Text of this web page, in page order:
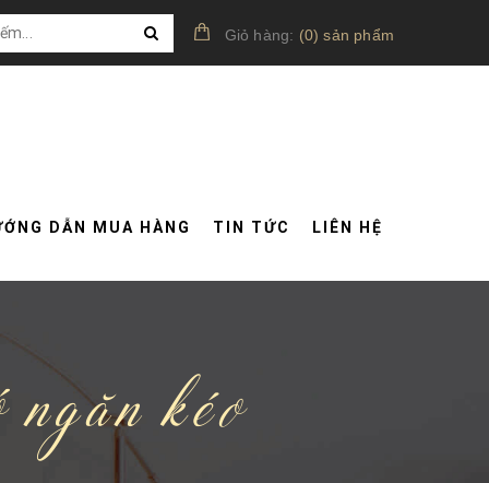
Giỏ hàng: (0)sản phẩm
DẪN MUA HÀNG TIN TỨC LIÊN HỆ
kéo